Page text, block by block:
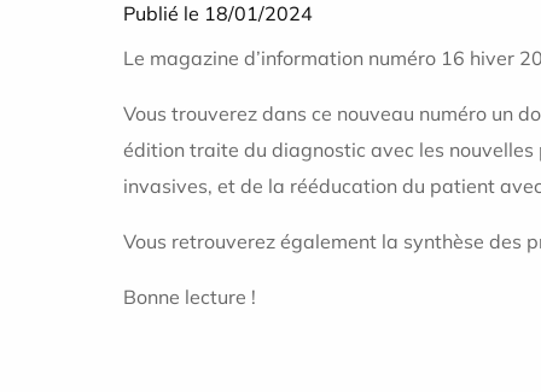
Publié le 18/01/2024
Le magazine d’information numéro 16 hiver
Vous trouverez dans ce nouveau numéro un
édition traite du diagnostic avec les
invasives, et de la rééducation du patient
Vous retrouverez également la synthèse des
Bonne lecture !